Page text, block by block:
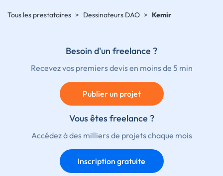
Tous les prestataires > Dessinateurs DAO > Kemir
Besoin d'un freelance ?
Recevez vos premiers devis en moins de 5 min
Publier un projet
Vous êtes freelance ?
Accédez à des milliers de projets chaque mois
Inscription gratuite